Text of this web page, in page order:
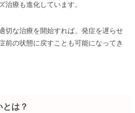
治療も進化しています。
切な治療を開始すれば、発症を遅らせ
前の状態に戻すことも可能になってき
は？